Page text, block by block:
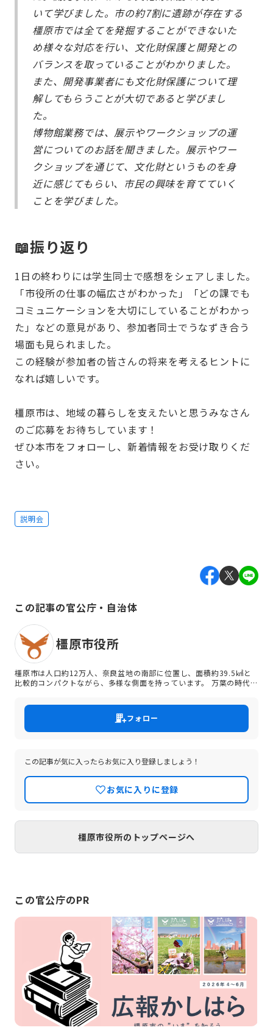
いて学びました。市の約7割に遺跡が存在する
橿原市では全てを発掘することができないた
め様々な対応を行い、文化財保護と開発との
バランスを取っていることがわかりました。
また、開発事業者にも文化財保護について理
解してもらうことが大切であると学びまし
た。
博物館業務では、展示やワークショップの運
営についてのお話を聞きました。展示やワー
クショップを通じて、文化財というものを身
近に感じてもらい、市民の興味を育てていく
ことを学びました。
📖振り返り
1日の終わりには学生同士で感想をシェアしました。
「市役所の仕事の幅広さがわかった」「どの課でも
コミュニケーションを大切にしていることがわかっ
た」などの意見があり、参加者同士でうなずき合う
場面も見られました。
この経験が参加者の皆さんの将来を考えるヒントに
なれば嬉しいです。
橿原市は、地域の暮らしを支えたいと思うみなさん
のご応募をお待ちしています！
ぜひ本市をフォローし、新着情報をお受け取りくだ
さい。
説明会
この記事の官公庁・自治体
橿原市役所
橿原市は人口約12万人、奈良盆地の南部に位置し、面積約39.5㎢と
比較的コンパクトながら、多様な側面を持っています。 万葉の時代を
います。 一方では、鉄道網や道路網が発達する交通の要衝であり、製
造業の拠点が複数あるほか、大手のショッピングモールには和歌山や
大阪からも買い物客が訪れています。 そんな田舎と都会のはざまで、
です。
フォロー
この記事が気に入ったらお気に入り登録しましょう！
お気に入りに登録
橿原市役所のトップページへ
この官公庁のPR